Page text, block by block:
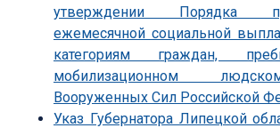
утверждении Порядка
ежемесячной социальной
категориям граждан,
мобилизационном
Вооруженных Сил Российской
Указ Губернатора Липецкой